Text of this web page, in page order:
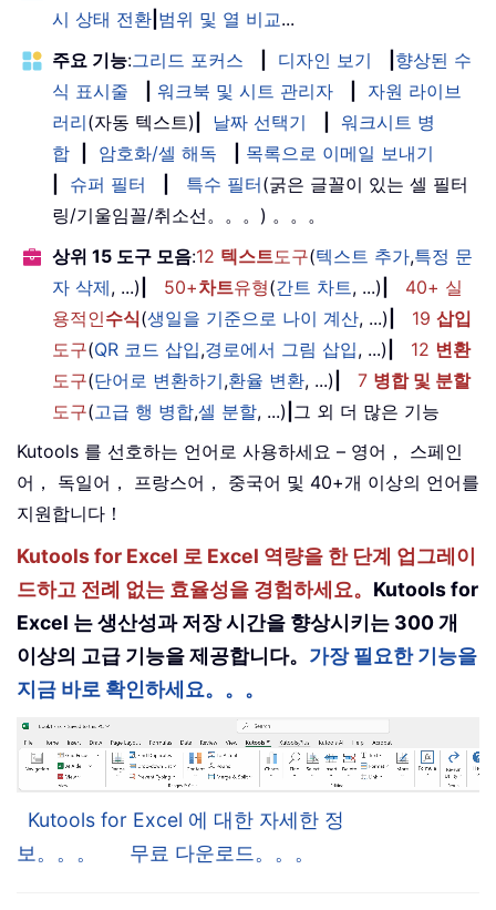
시 상태 전환 범위 및 열 비교...
주요 기능:그리드 포커스 디자인 보기
향상된 수
식 표시줄
워크북 및 시트 관리자
자원 라이브
러리(자동 텍스트) 날짜 선택기
워크시트 병
합
암호화/셀 해독
목록으로 이메일 보내기
슈퍼 필터 특수 필터(굵은 글꼴이 있는 셀 필터
링/기울임꼴/취소선。。。) 。。。
상위 15 도구 모음:12 텍스트도구(텍스트 추가,특정 문
자 삭제, ...) 50+차트유형(간트 차트, ...)
40+ 실
용적인수식(생일을 기준으로 나이 계산, ...) 19 삽입
도구(QR 코드 삽입,경로에서 그림 삽입, ...) 12 변환
도구(단어로 변환하기,환율 변환, ...) 7 병합 및 분할
도구(고급 행 병합,셀 분할, ...) 그 외 더 많은 기능
Kutools 를 선호하는 언어로 사용하세요 – 영어， 스페인
어， 독일어， 프랑스어， 중국어 및 40+개 이상의 언어를
지원합니다！
Kutools for Excel 로 Excel 역량을 한 단계 업그레이
드하고 전례 없는 효율성을 경험하세요。 Kutools for
Excel 는 생산성과 저장 시간을 향상시키는 300 개
이상의 고급 기능을 제공합니다。 가장 필요한 기능을
지금 바로 확인하세요。。。
Kutools for Excel 에 대한 자세한 정
보。。。
무료 다운로드。。。